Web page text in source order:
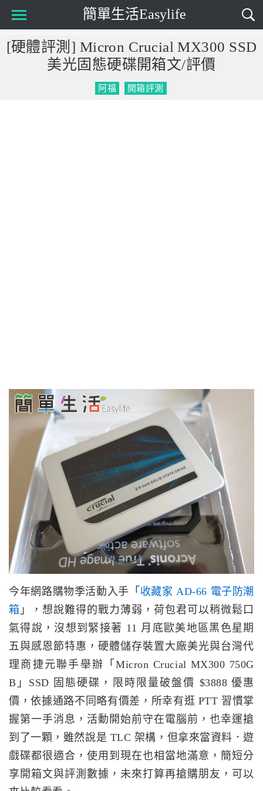
簡單生活Easylife
Main Menu
[硬體評測] Micron Crucial MX300 SSD
美光固態硬碟開箱文/評價
阿福 開箱評測
今年網路購物季活動入手「 收藏家 AD-66 電子防潮
箱 」，想說難得的戰力薄弱，荷包君可以稍微鬆口
氣得說，沒想到緊接著 11 月底歐美地區黑色星期
五與感恩節特惠，硬體儲存裝置大廠美光與台灣代
理商捷元聯手舉辦「Micron Crucial MX300 750G
B」SSD 固態硬碟，限時限量破盤價 $3888 優惠
價，依據通路不同略有價差，所幸有逛 PTT 習慣掌
握第一手消息，活動開始前守在電腦前，也幸運搶
到了一顆，雖然說是 TLC 架構，但拿來當資料．遊
戲碟都很適合，使用到現在也相當地滿意，簡短分
享開箱文與評測數據，未來打算再搶購朋友，可以